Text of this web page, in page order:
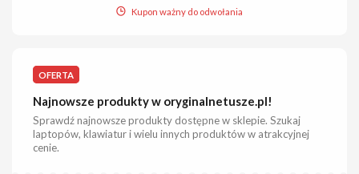
Kupon ważny do odwołania
OFERTA
Najnowsze produkty w oryginalnetusze.pl!
Sprawdź najnowsze produkty dostępne w sklepie. Szukaj
laptopów, klawiatur i wielu innych produktów w atrakcyjnej
cenie.